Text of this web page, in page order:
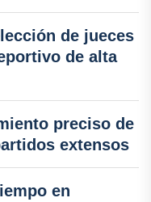
de jueces
de alta
preciso de
extensos
en